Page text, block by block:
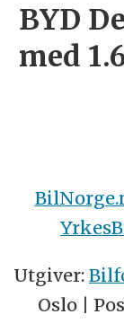
BYD
med
Utgiver:
Oslo |